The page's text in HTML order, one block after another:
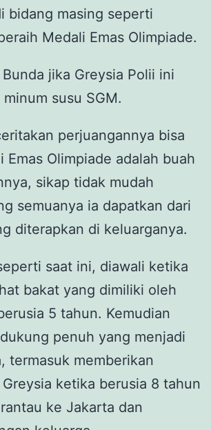
bidang masing seperti
Medali Emas Olimpiade.
jika Greysia Polii ini
susu SGM.
perjuangannya bisa
Emas Olimpiade adalah buah
sikap tidak mudah
semuanya ia dapatkan dari
diterapkan di keluarganya.
saat ini, diawali ketika
bakat yang dimiliki oleh
5 tahun. Kemudian
penuh yang menjadi
termasuk memberikan
ketika berusia 8 tahun
ke Jakarta dan